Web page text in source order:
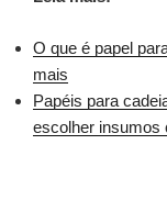
O que é papel
mais
Papéis para
escolher insumos